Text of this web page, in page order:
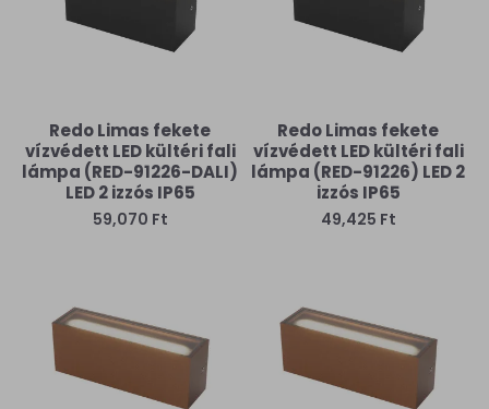
Redo Limas fekete
vízvédett LED kültéri fali
lámpa (RED-91226-DALI)
LED 2 izzós IP65
59,070 Ft
Redo Limas fekete
vízvédett LED kültéri fali
lámpa (RED-91226) LED 2
izzós IP65
49,425 Ft